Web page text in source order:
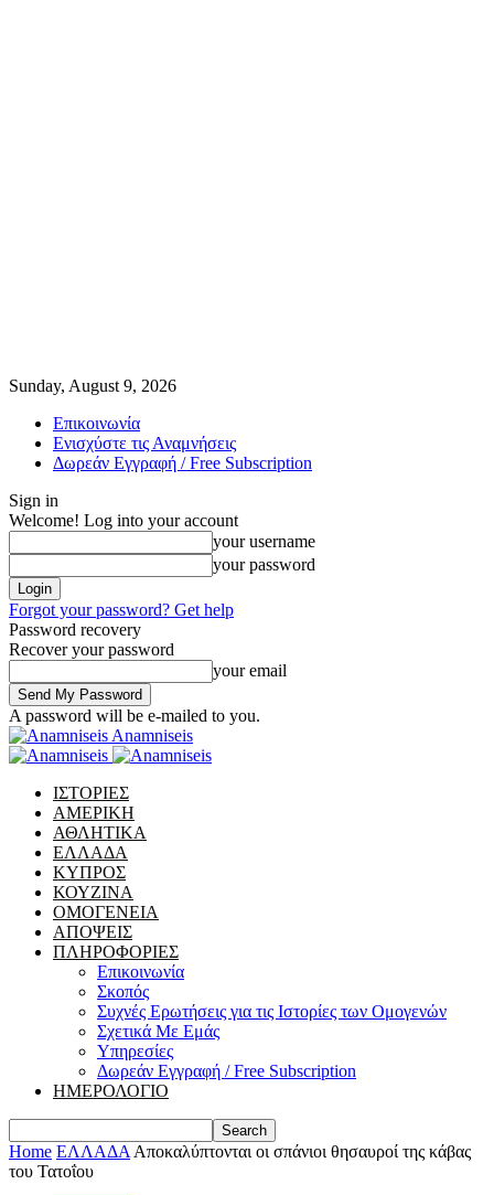
Sunday, August 9, 2026
Επικοινωνία
Ενισχύστε τις Αναμνήσεις
Δωρεάν Εγγραφή / Free Subscription
Sign in
Welcome! Log into your account
your username
your password
Forgot your password? Get help
Password recovery
Recover your password
your email
A password will be e-mailed to you.
Anamniseis
ΙΣΤΟΡΙΕΣ
ΑΜΕΡΙΚΗ
ΑΘΛΗΤΙΚΑ
ΕΛΛΑΔΑ
ΚΥΠΡΟΣ
ΚΟΥΖΙΝΑ
ΟΜΟΓΕΝΕΙΑ
ΑΠΟΨΕΙΣ
ΠΛΗΡΟΦΟΡΙΕΣ
Επικοινωνία
Σκοπός
Συχνές Ερωτήσεις για τις Ιστορίες των Ομογενών
Σχετικά Με Εμάς
Υπηρεσίες
Δωρεάν Εγγραφή / Free Subscription
ΗΜΕΡΟΛΟΓΙΟ
Home ΕΛΛΑΔΑ Αποκαλύπτονται οι σπάνιοι θησαυροί της κάβας
του Τατοΐου